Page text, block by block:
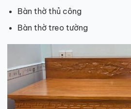
Bàn thờ thủ công
Bàn thờ treo tường